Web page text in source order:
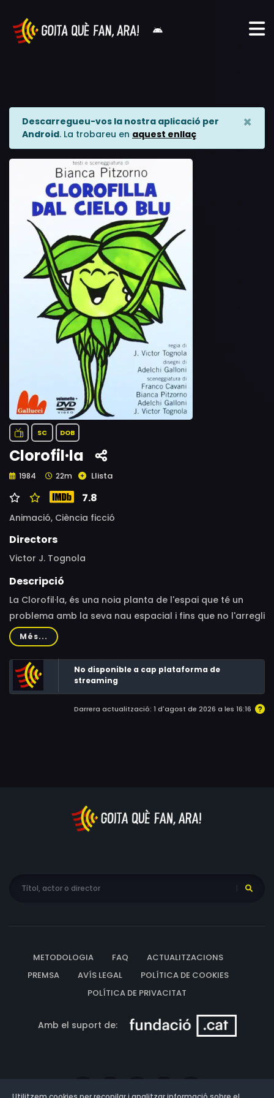
Descarregueu-vos la nostra aplicació per
Android. La trobareu en aquest enllaç
×
SC DOB
Clorofil·la
1984 22m Llista
7.8
Animació, Ciència ficció
Directors
Victor J. Tognola
Descripció
La Clorofil·la, és una noia planta de l'espai que té un
problema amb la seva nau espacial i fins que no l'arregli
s'ha de quedar a la Terra. La contaminació de l'aire la
molesta molt, però potser un parell de nens amb qui
s'ha fet amiga i un botànic la podran ajudar...
Més...
No disponible a cap plataforma de
streaming
Darrera actualització: 1 d'agost de 2026 a les 16:16
METODOLOGIA FAQ
ACTUALITZACIONS
PREMSA
AVÍS LEGAL
POLÍTICA DE COOKIES
POLÍTICA DE PRIVACITAT
Amb el suport de: